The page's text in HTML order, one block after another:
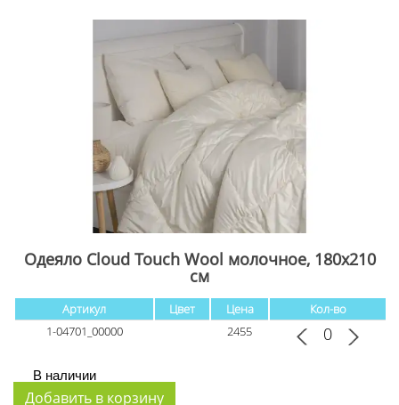
Одеяло Cloud Touch Wool молочное, 180x210
см
Артикул Цвет Цена
Кол-во
1-04701_00000
2455
В наличии